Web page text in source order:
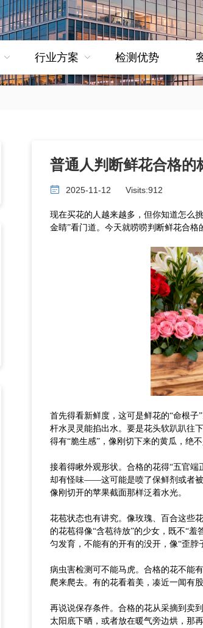
行业方案 检测优势
普通人判断鲜花合格的
2025-11-12 Visits:912
现在买花的人越来越多，但你知道怎么
金睛”看门道。今天就唠唠判断鲜花合格
首先得看新鲜度，这可是鲜花的“命根子
杆水灵灵能掐出水。要是花头软趴趴往
得有“脆生感”，像刚切下来的黄瓜，绝不
接着得瞅外观形状。合格的花得“五官端
却有怪味——这可能是喷了保鲜剂或者被
像刚切开的苹果截面那样泛着水光。
花苞状态也有讲究。像玫瑰、百合这些
的花苞得像“含苞待放”的少女，既不“羞
匀发育，不能有的开有的没开，像“歪脖
病虫害检测可不能马虎。合格的花不能
爬来爬去。有的花看着美，凑近一闻有
再说说保存条件。合格的花从采摘到卖
太阳底下晒，或者放在暖气旁边烘，那